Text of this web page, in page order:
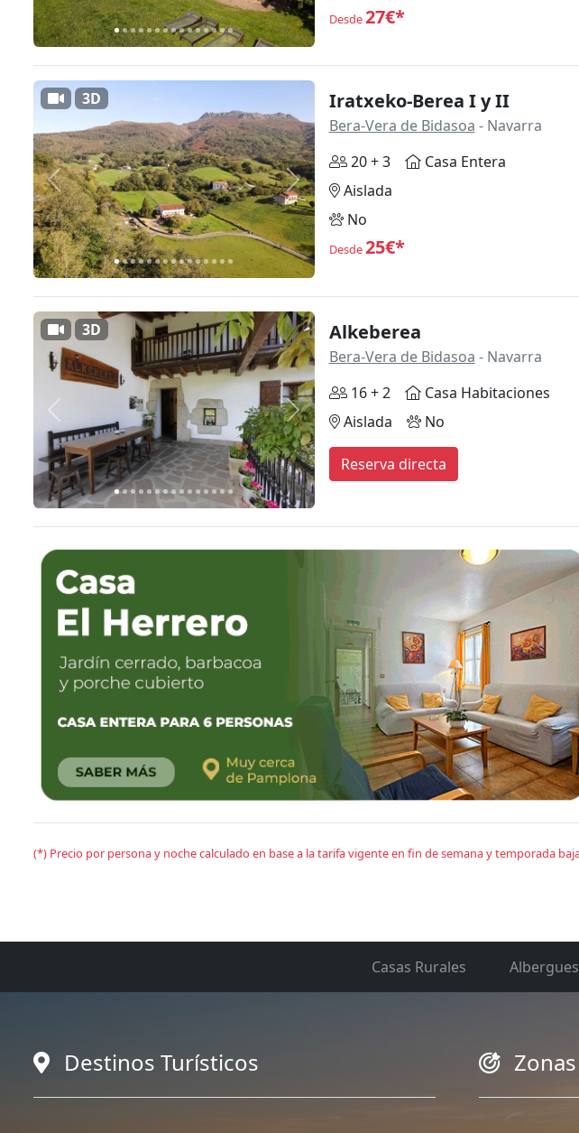
Desde27€*
Anterior Siguiente
3D Iratxeko-Berea I y II
Bera-Vera de Bidasoa - Navarra
20 + 3
Casa Entera
Aislada
No
Desde25€*
Anterior Siguiente
3D Alkeberea
Bera-Vera de Bidasoa - Navarra
16 + 2
Casa Habitaciones
Aislada
No
Reserva directa
(*) Precio por persona y noche calculado en base a la tarifa vigente en fin de semana y temporada
Casas Rurales Albergues
Destinos Turísticos